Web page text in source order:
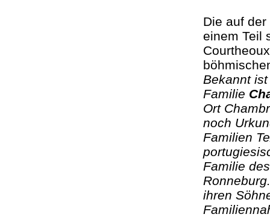
Die auf
einem Teil
Bekannt
Familie
Ort
noch
Familien
Familie
ihren